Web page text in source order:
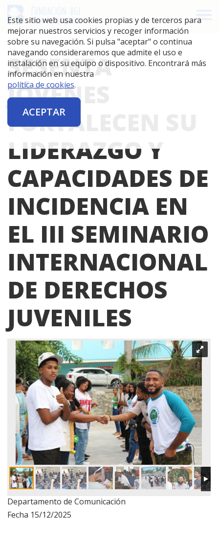
Este sitio web usa cookies propias y de terceros para
mejorar nuestros servicios y recoger información
sobre su navegación. Si pulsa "aceptar" o continua
navegando consideraremos que admite el uso e
instalación en su equipo o dispositivo. Encontrará más
información en nuestra
política de cookies.
ACEPTAR
SESENTA
JÓVENES
FORTALECEN SU
LIDERAZGO Y
CAPACIDADES DE
INCIDENCIA EN
EL III SEMINARIO
INTERNACIONAL
DE DERECHOS
JUVENILES
Departamento de Comunicación
Fecha 15/12/2025